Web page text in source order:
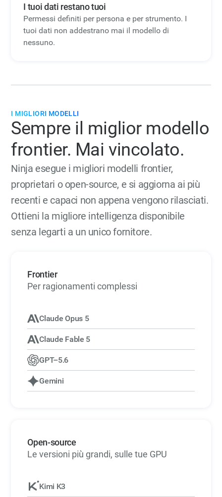
I tuoi dati restano tuoi
Permessi definiti per persona e per strumento. I
tuoi dati non addestrano mai il modello di
nessuno.
I MIGLIORI MODELLI
Sempre il miglior modello
frontier. Mai vincolato.
Ninja esegue i migliori modelli frontier,
proprietari o open-source, e si aggiorna ai più
recenti e capaci non appena vengono rilasciati.
Ottieni la migliore intelligenza disponibile
senza legarti a un unico fornitore.
Frontier
Per ragionamenti complessi
Claude Opus 5
Claude Fable 5
GPT–5.6
Gemini
Open-source
Le versioni più grandi, sulle tue GPU
Kimi K3